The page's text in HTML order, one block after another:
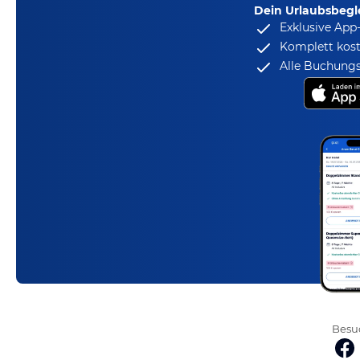
Dein
Exklusive
Komplett
Alle